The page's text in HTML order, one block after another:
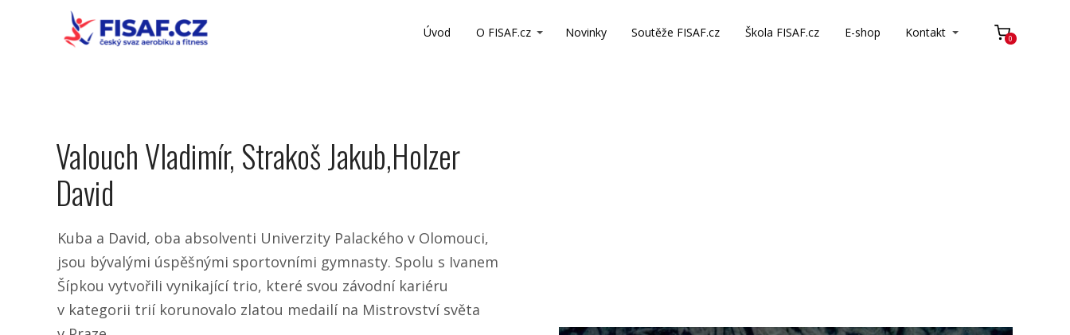
Úvod O FISAF.cz Novinky Soutěže FISAF.cz Škola FISAF.cz E-shop Kontakt 0
Valouch Vladimír, Strakoš Jakub,Holzer
David
Kuba a David, oba absolventi Univerzity Palackého v Olomouci,
jsou bývalými úspěšnými sportovními gymnasty. Spolu s Ivanem
Šípkou vytvořili vynikající trio, které svou závodní kariéru
v kategorii trií korunovalo zlatou medailí na Mistrovství světa